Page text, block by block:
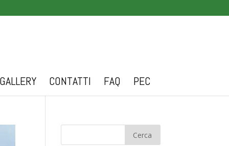
GALLERY CONTATTI FAQ PEC